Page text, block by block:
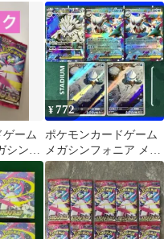
ゲーム
シンフ
¥772
ポケモンカードゲーム
メガシンフォニア メガ
ユキノオーex進化ライ
ンデッキパーツ